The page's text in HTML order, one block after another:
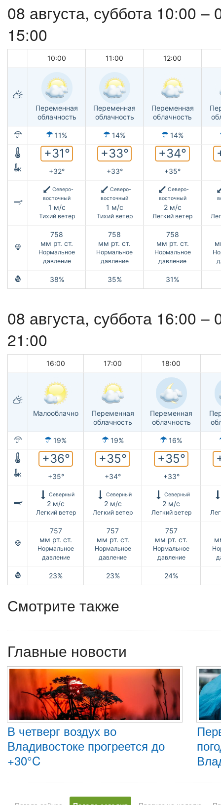
08 августа, суббота 10:00 –
15:00
10:00 11:00 12:00
Переменная
облачность
Переменная
облачность
Переменная
облачность
11% 14% 14%
+31° +33° +34°
к +32° +33° +35°
Северо-
восточный
1 м/с
Тихий ветер
Северо-
восточный
1 м/с
Тихий ветер
Северо-
восточный
2 м/с
Легкий ветер
758
мм рт. ст.
Нормальное
давление
758
мм рт. ст.
Нормальное
давление
758
мм рт. ст.
Нормальное
давление
38% 35% 31%
08 августа, суббота 16:00 –
21:00
16:00 17:00 18:00
Малооблачно
Переменная
облачность
Переменная
облачность
19% 19% 16%
+36° +35° +35°
к +35° +34° +33°
Северный
2 м/с
Легкий ветер
Северный
2 м/с
Легкий ветер
Северный
2 м/с
Легкий ветер
757
мм рт. ст.
Нормальное
давление
757
мм рт. ст.
Нормальное
давление
757
мм рт. ст.
Нормальное
давление
23% 23% 24%
Смотрите также
Главные новости
В четверг воздух во
Владивостоке прогреется до
+30°C